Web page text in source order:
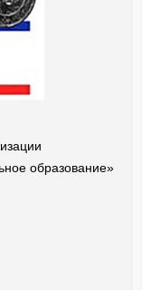
образование»